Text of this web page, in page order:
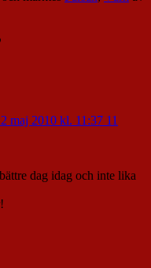
maj 2010 kl. 11:37 11
dag idag och inte lika